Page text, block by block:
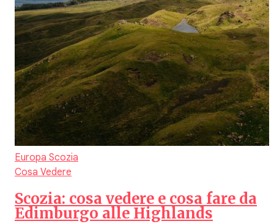
Europa Scozia
Cosa Vedere
Scozia: cosa vedere e cosa fare da
Edimburgo alle Highlands